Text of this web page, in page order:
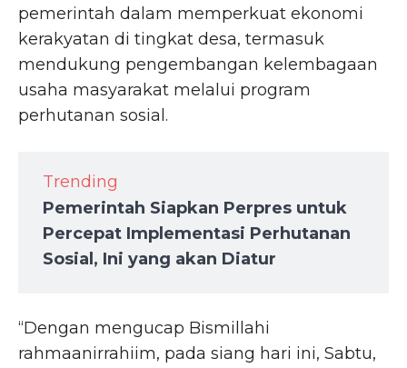
pemerintah dalam memperkuat ekonomi
kerakyatan di tingkat desa, termasuk
mendukung pengembangan kelembagaan
usaha masyarakat melalui program
perhutanan sosial.
Trending
Pemerintah Siapkan Perpres untuk
Percepat Implementasi Perhutanan
Sosial, Ini yang akan Diatur
“Dengan mengucap Bismillahi
rahmaanirrahiim, pada siang hari ini, Sabtu,